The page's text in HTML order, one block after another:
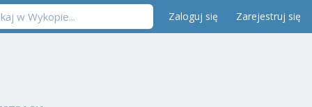
Zaloguj się Zarejestruj się